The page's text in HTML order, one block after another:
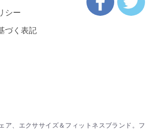
シー
づく表記
ア、エクササイズ＆フィットネスブランド。フ